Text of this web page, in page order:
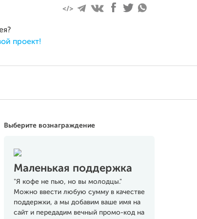
проект!
Выберите вознаграждение
Маленькая поддержка
"Я кофе не пью, но вы молодцы."
Можно ввести любую сумму в качестве
поддержки, а мы добавим ваше имя на
сайт и передадим вечный промо-код на